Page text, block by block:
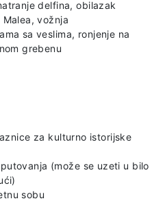
delfina, obilazak
vožnja
sa veslima, ronjenje na
grebenu
za kulturno istorijske
(može se uzeti u bilo
sobu